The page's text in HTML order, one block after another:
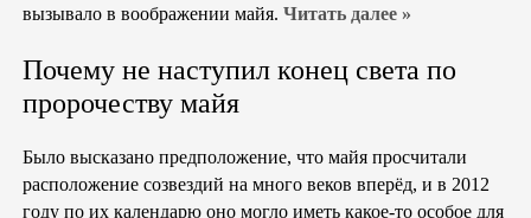
вызывало в воображении майя. Читать далее »
Почему не наступил конец света по
пророчеству майя
Было высказано предположение, что майя просчитали
расположение созвездий на много веков вперёд, и в 2012
году по их календарю оно могло иметь какое-то особое для